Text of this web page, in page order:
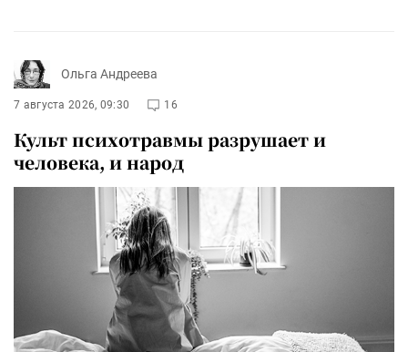
Ольга Андреева
7 августа 2026, 09:30 16
Культ психотравмы разрушает и
человека, и народ